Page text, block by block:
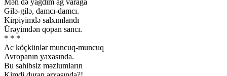
Gilə-gilə, damcı-damcı.
Kirpiyimdə salxımlandı
Ürəyimdən qopan sancı.
* * *
Ac köçkünlər muncuq-muncuq
Avropanın yaxasında.
Bu sahibsiz məzlumların